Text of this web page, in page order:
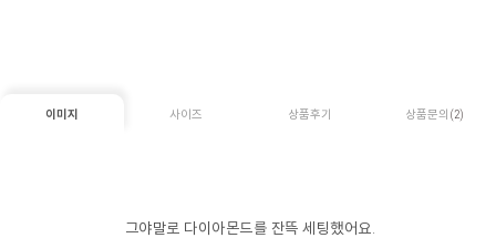
이미지 사이즈 상품후기 상품문의 (2)
그야말로 다이아몬드를 잔뜩 세팅했어요.